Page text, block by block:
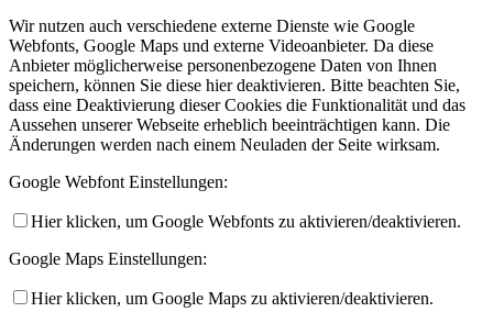
Wir nutzen auch verschiedene externe Dienste wie Google
Webfonts, Google Maps und externe Videoanbieter. Da diese
Anbieter möglicherweise personenbezogene Daten von Ihnen
speichern, können Sie diese hier deaktivieren. Bitte beachten Sie,
dass eine Deaktivierung dieser Cookies die Funktionalität und das
Aussehen unserer Webseite erheblich beeinträchtigen kann. Die
Änderungen werden nach einem Neuladen der Seite wirksam.
Google Webfont Einstellungen:
Hier klicken, um Google Webfonts zu aktivieren/deaktivieren.
Google Maps Einstellungen:
Hier klicken, um Google Maps zu aktivieren/deaktivieren.